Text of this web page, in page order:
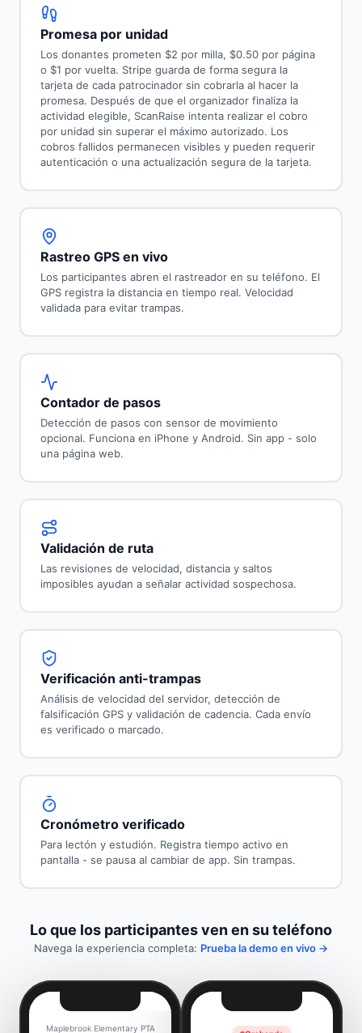
Promesa por unidad
Los donantes prometen $2 por milla, $0.50 por página
o $1 por vuelta. Stripe guarda de forma segura la
tarjeta de cada patrocinador sin cobrarla al hacer la
promesa. Después de que el organizador finaliza la
actividad elegible, ScanRaise intenta realizar el cobro
por unidad sin superar el máximo autorizado. Los
cobros fallidos permanecen visibles y pueden requerir
autenticación o una actualización segura de la tarjeta.
Rastreo GPS en vivo
Los participantes abren el rastreador en su teléfono. El
GPS registra la distancia en tiempo real. Velocidad
validada para evitar trampas.
Contador de pasos
Detección de pasos con sensor de movimiento
opcional. Funciona en iPhone y Android. Sin app - solo
una página web.
Validación de ruta
Las revisiones de velocidad, distancia y saltos
imposibles ayudan a señalar actividad sospechosa.
Verificación anti-trampas
Análisis de velocidad del servidor, detección de
falsificación GPS y validación de cadencia. Cada envío
es verificado o marcado.
Cronómetro verificado
Para lectón y estudión. Registra tiempo activo en
pantalla - se pausa al cambiar de app. Sin trampas.
Lo que los participantes ven en su teléfono
Navega la experiencia completa: Prueba la demo en vivo →
Maplebrook Elementary PTA